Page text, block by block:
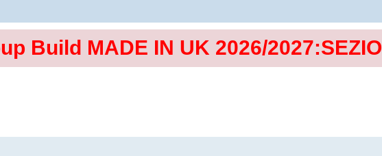
Build MADE IN UK 2026/